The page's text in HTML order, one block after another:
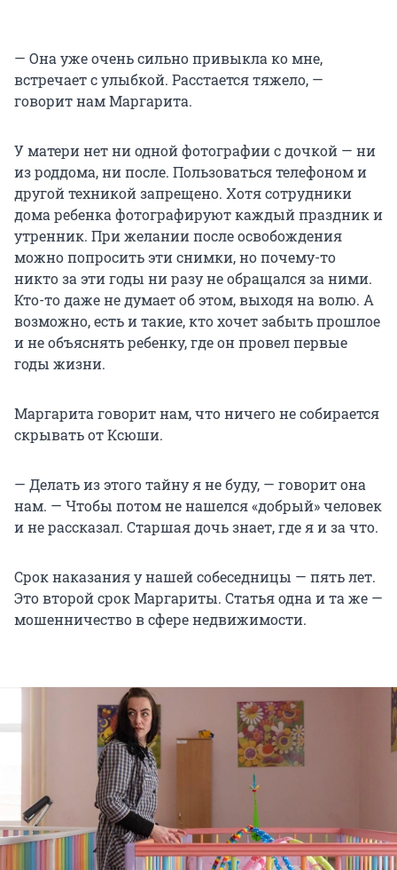
— Она уже очень сильно привыкла ко мне,
встречает с улыбкой. Расстается тяжело, —
говорит нам Маргарита.
У матери нет ни одной фотографии с дочкой — ни
из роддома, ни после. Пользоваться телефоном и
другой техникой запрещено. Хотя сотрудники
дома ребенка фотографируют каждый праздник и
утренник. При желании после освобождения
можно попросить эти снимки, но почему-то
никто за эти годы ни разу не обращался за ними.
Кто-то даже не думает об этом, выходя на волю. А
возможно, есть и такие, кто хочет забыть прошлое
и не объяснять ребенку, где он провел первые
годы жизни.
Маргарита говорит нам, что ничего не собирается
скрывать от Ксюши.
— Делать из этого тайну я не буду, — говорит она
нам. — Чтобы потом не нашелся «добрый» человек
и не рассказал. Старшая дочь знает, где я и за что.
Срок наказания у нашей собеседницы — пять лет.
Это второй срок Маргариты. Статья одна и та же —
мошенничество в сфере недвижимости.